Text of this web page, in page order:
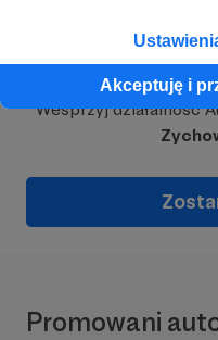
Akceptuję i
Dołącz do
Wesprzyj działalność
Promowani